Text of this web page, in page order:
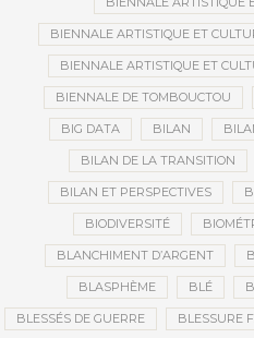
BIENNALE ARTISTIQUE ET
BIENNALE ARTISTIQUE ET
BIENNALE DE TOMBOUCTOU
BIG DATA BILAN
BILAN DE LA TRANSITION
BILAN ET PERSPECTIVES
BIODIVERSITÉ
BLANCHIMENT D’ARGENT
BLASPHÈME BLÉ
BLESSÉS DE GUERRE BLESSURE